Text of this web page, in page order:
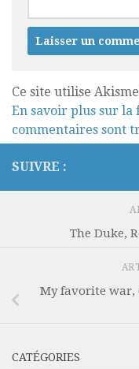
Ce site utilise
En savoir plus sur la
commentaires sont
SUIVRE :
The Duke,
My favorite war,
CATÉGORIES